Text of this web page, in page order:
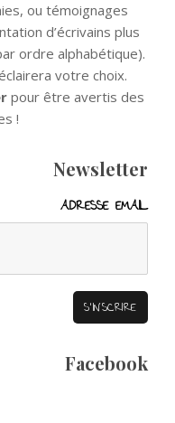
ou témoignages
d’écrivains plus
ordre alphabétique).
votre choix.
pour être avertis des
!
Newsletter
ADRESSE EMAIL
Facebook